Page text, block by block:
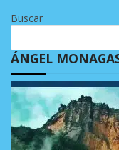
Buscar
ÁNGEL